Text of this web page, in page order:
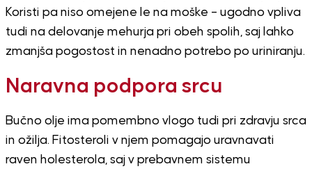
Koristi pa niso omejene le na moške – ugodno vpliva
tudi na delovanje mehurja pri obeh spolih, saj lahko
zmanjša pogostost in nenadno potrebo po uriniranju.
Naravna podpora srcu
Bučno olje ima pomembno vlogo tudi pri zdravju srca
in ožilja. Fitosteroli v njem pomagajo uravnavati
raven holesterola, saj v prebavnem sistemu